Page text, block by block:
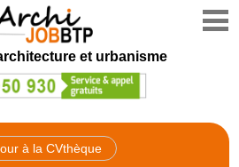
et urbanisme
à la CVthèque